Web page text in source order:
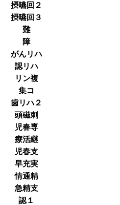
摂嚥回２
摂嚥回３
難
障
がんリハ
認リハ
リン複
集コ
歯リハ２
頭磁刺
児春専
療活継
児春支
早充実
情通精
急精支
認１